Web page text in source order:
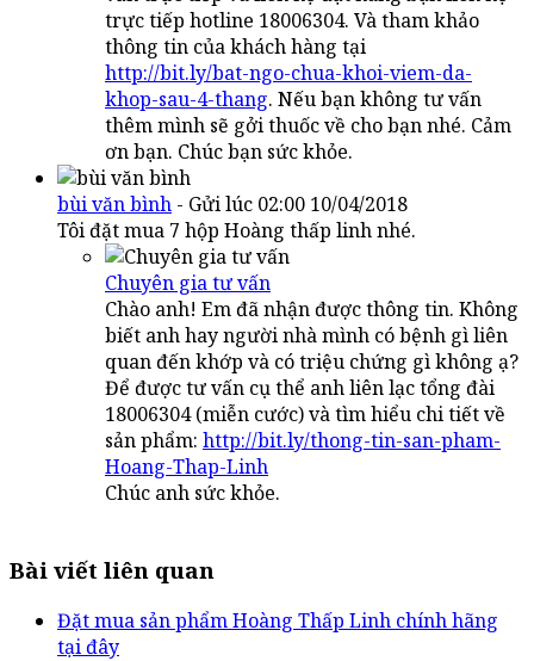
trực tiếp hotline 18006304. Và tham khảo
thông tin của khách hàng tại
http://bit.ly/bat-ngo-chua-khoi-viem-da-
khop-sau-4-thang. Nếu bạn không tư vấn
thêm mình sẽ gởi thuốc về cho bạn nhé. Cảm
ơn bạn. Chúc bạn sức khỏe.
bùi văn bình - Gửi lúc 02:00 10/04/2018
Tôi đặt mua 7 hộp Hoàng thấp linh nhé.
Chuyên gia tư vấn
Chào anh! Em đã nhận được thông tin. Không
biết anh hay người nhà mình có bệnh gì liên
quan đến khớp và có triệu chứng gì không ạ?
Để được tư vấn cụ thể anh liên lạc tổng đài
18006304 (miễn cước) và tìm hiểu chi tiết về
sản phẩm: http://bit.ly/thong-tin-san-pham-
Hoang-Thap-Linh
Chúc anh sức khỏe.
Bài viết liên quan
Đặt mua sản phẩm Hoàng Thấp Linh chính hãng
tại đây